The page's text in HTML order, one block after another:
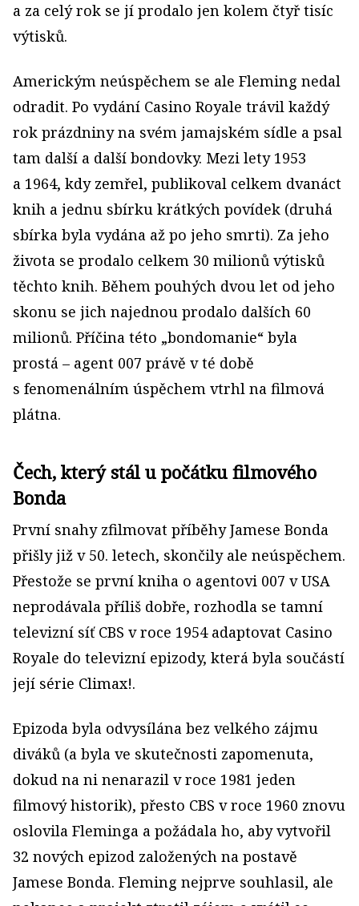
a za celý rok se jí prodalo jen kolem čtyř tisíc
výtisků.
Americkým neúspěchem se ale Fleming nedal
odradit. Po vydání Casino Royale trávil každý
rok prázdniny na svém jamajském sídle a psal
tam další a další bondovky. Mezi lety 1953
a 1964, kdy zemřel, publikoval celkem dvanáct
knih a jednu sbírku krátkých povídek (druhá
sbírka byla vydána až po jeho smrti). Za jeho
života se prodalo celkem 30 milionů výtisků
těchto knih. Během pouhých dvou let od jeho
skonu se jich najednou prodalo dalších 60
milionů. Příčina této „bondomanie“ byla
prostá – agent 007 právě v té době
s fenomenálním úspěchem vtrhl na filmová
plátna.
Čech, který stál u počátku filmového
Bonda
První snahy zfilmovat příběhy Jamese Bonda
přišly již v 50. letech, skončily ale neúspěchem.
Přestože se první kniha o agentovi 007 v USA
neprodávala příliš dobře, rozhodla se tamní
televizní síť CBS v roce 1954 adaptovat Casino
Royale do televizní epizody, která byla součástí
její série Climax!.
Epizoda byla odvysílána bez velkého zájmu
diváků (a byla ve skutečnosti zapomenuta,
dokud na ni nenarazil v roce 1981 jeden
filmový historik), přesto CBS v roce 1960 znovu
oslovila Fleminga a požádala ho, aby vytvořil
32 nových epizod založených na postavě
Jamese Bonda. Fleming nejprve souhlasil, ale